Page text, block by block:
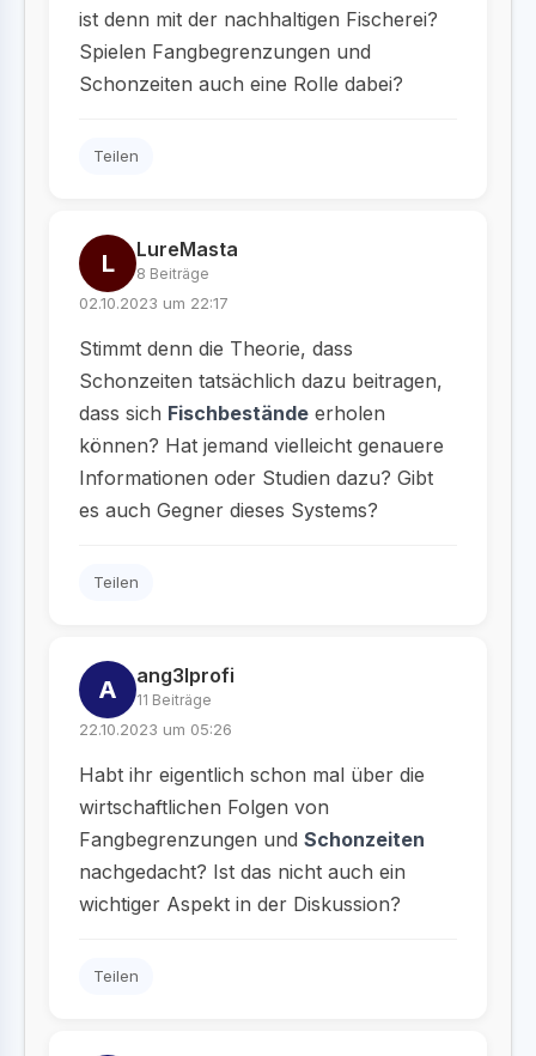
ist denn mit der nachhaltigen Fischerei?
Spielen Fangbegrenzungen und
Schonzeiten auch eine Rolle dabei?
Teilen
L LureMasta
8 Beiträge
02.10.2023 um 22:17
Stimmt denn die Theorie, dass
Schonzeiten tatsächlich dazu beitragen,
dass sich Fischbestände erholen
können? Hat jemand vielleicht genauere
Informationen oder Studien dazu? Gibt
es auch Gegner dieses Systems?
Teilen
A ang3lprofi
11 Beiträge
22.10.2023 um 05:26
Habt ihr eigentlich schon mal über die
wirtschaftlichen Folgen von
Fangbegrenzungen und Schonzeiten
nachgedacht? Ist das nicht auch ein
wichtiger Aspekt in der Diskussion?
Teilen